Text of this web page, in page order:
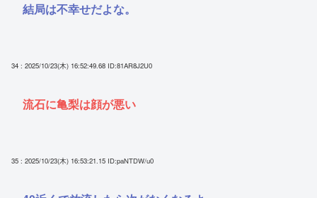
結局は不幸せだよな。
34 : 2025/10/23(木) 16:52:49.68 ID:81AR8J2U0
流石に亀梨は顔が悪い
35 : 2025/10/23(木) 16:53:21.15 ID:paNTDW/u0